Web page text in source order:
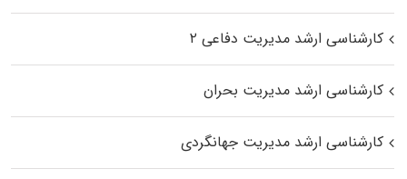
کارشناسی ارشد مدیریت دفاعی ۲
کارشناسی ارشد مدیریت بحران
کارشناسی ارشد مدیریت جهانگردی